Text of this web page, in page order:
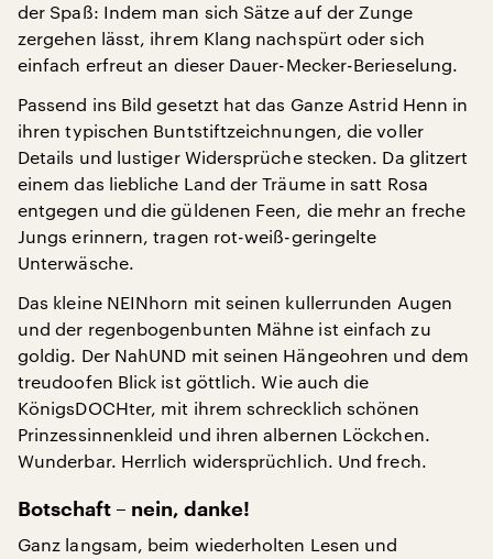
der Spaß: Indem man sich Sätze auf der Zunge
zergehen lässt, ihrem Klang nachspürt oder sich
einfach erfreut an dieser Dauer-Mecker-Berieselung.
Passend ins Bild gesetzt hat das Ganze Astrid Henn in
ihren typischen Buntstiftzeichnungen, die voller
Details und lustiger Widersprüche stecken. Da glitzert
einem das liebliche Land der Träume in satt Rosa
entgegen und die güldenen Feen, die mehr an freche
Jungs erinnern, tragen rot-weiß-geringelte
Unterwäsche.
Das kleine NEINhorn mit seinen kullerrunden Augen
und der regenbogenbunten Mähne ist einfach zu
goldig. Der NahUND mit seinen Hängeohren und dem
treudoofen Blick ist göttlich. Wie auch die
KönigsDOCHter, mit ihrem schrecklich schönen
Prinzessinnenkleid und ihren albernen Löckchen.
Wunderbar. Herrlich widersprüchlich. Und frech.
Botschaft – nein, danke!
Ganz langsam, beim wiederholten Lesen und